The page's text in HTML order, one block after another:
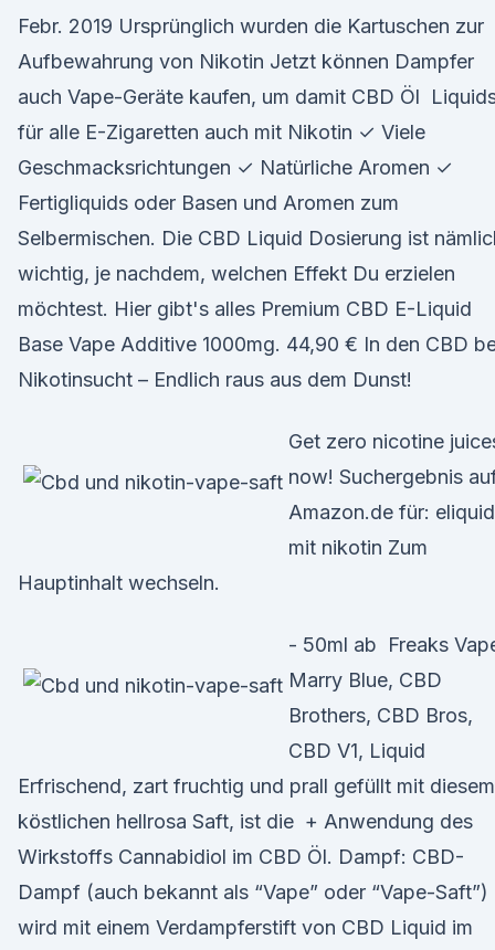
Febr. 2019 Ursprünglich wurden die Kartuschen zur
Aufbewahrung von Nikotin Jetzt können Dampfer
auch Vape-Geräte kaufen, um damit CBD Öl
für alle E-Zigaretten auch mit Nikotin ✓ Viele
Geschmacksrichtungen ✓ Natürliche Aromen ✓
Fertigliquids oder Basen und Aromen zum
Selbermischen. Die CBD Liquid Dosierung ist
wichtig, je nachdem, welchen Effekt Du erzielen
möchtest. Hier gibt's alles Premium CBD E-Liquid
Base Vape Additive 1000mg. 44,90 € In den CBD
Nikotinsucht – Endlich raus aus dem Dunst!
Get zero nicotine
now! Suchergebnis
Amazon.de für: eliquid
mit nikotin Zum
Hauptinhalt wechseln.
- 50ml ab Freaks
Marry Blue, CBD
Brothers, CBD Bros,
CBD V1, Liquid
Erfrischend, zart fruchtig und prall gefüllt mit diesem
köstlichen hellrosa Saft, ist die + Anwendung des
Wirkstoffs Cannabidiol im CBD Öl. Dampf: CBD-
Dampf (auch bekannt als “Vape” oder “Vape-Saft”)
wird mit einem Verdampferstift von CBD Liquid im